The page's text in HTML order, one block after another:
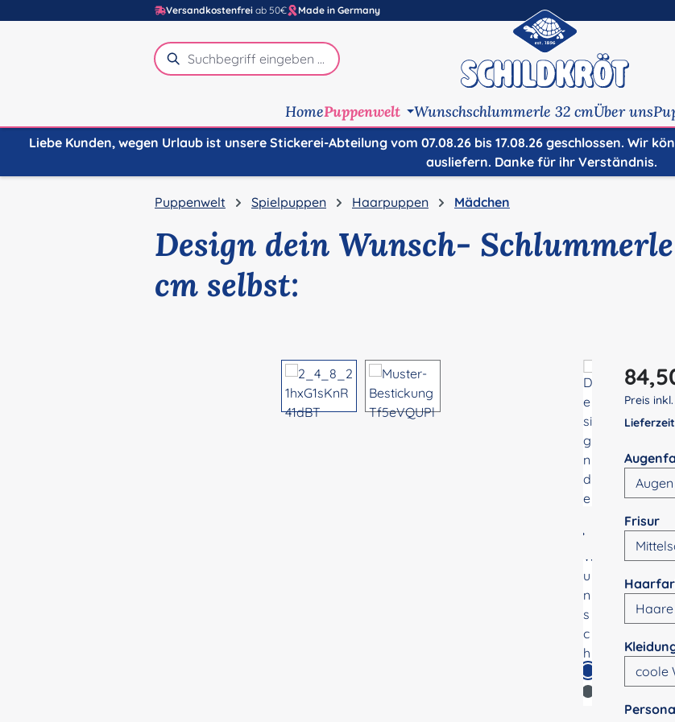
Hauptinhalt springen
Zur Suche springen
Zur Hauptnavigation springen
Versandkostenfrei ab 50€ Made in Germany
HomePuppenwelt Wunschschlummerle 32 cmÜber uns
Liebe Kunden, wegen Urlaub ist unsere Stickerei-Abteilung vom 07.08.26 bis 17.08.26 geschlossen. Wir
ausliefern. Danke für ihr Verständnis.
Puppenwelt Spielpuppen Haarpuppen Mädchen
Design dein Wunsch-
cm selbst:
Preis
Frisur